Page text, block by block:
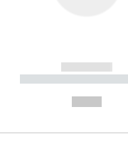
------------
----------- -----------